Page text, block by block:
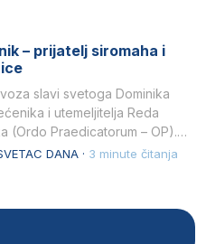
– prijatelj siromaha i
slavi svetoga Dominika
i utemeljitelja Reda
(Ordo Praedicatorum – OP).
dubokom ljubavlju prema
DANA · 3 minute čitanja